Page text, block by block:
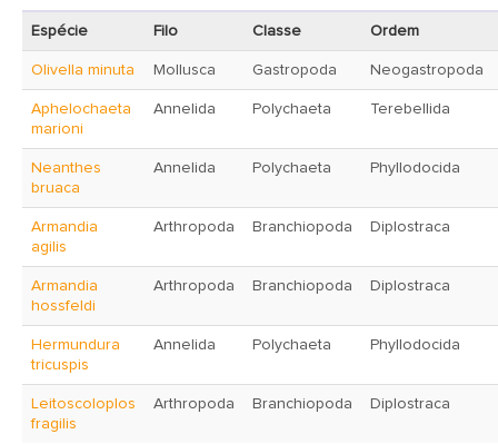
Espécie Filo Classe Ordem
Olivella minuta Mollusca Gastropoda Neogastropoda
Aphelochaeta
marioni
Annelida Polychaeta Terebellida
Neanthes
bruaca
Annelida Polychaeta Phyllodocida
Armandia
agilis
Arthropoda Branchiopoda Diplostraca
Armandia
hossfeldi
Arthropoda Branchiopoda Diplostraca
Hermundura
tricuspis
Annelida Polychaeta Phyllodocida
Leitoscoloplos
fragilis
Arthropoda Branchiopoda Diplostraca